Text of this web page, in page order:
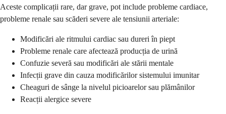
Aceste complicații rare, dar grave, pot include probleme cardiace,
probleme renale sau scăderi severe ale tensiunii arteriale:
Modificări ale ritmului cardiac sau dureri în piept
Probleme renale care afectează producția de urină
Confuzie severă sau modificări ale stării mentale
Infecții grave din cauza modificărilor sistemului imunitar
Cheaguri de sânge la nivelul picioarelor sau plămânilor
Reacții alergice severe